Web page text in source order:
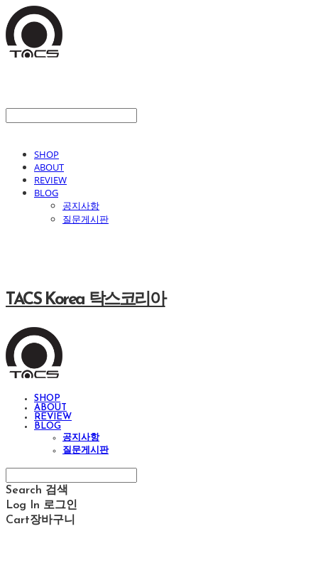
SHOP
ABOUT
REVIEW
BLOG
공지사항
질문게시판
TACS Korea 탁스코리아
SHOP
ABOUT
REVIEW
BLOG
공지사항
질문게시판
Search 검색
Log In 로그인
Cart장바구니